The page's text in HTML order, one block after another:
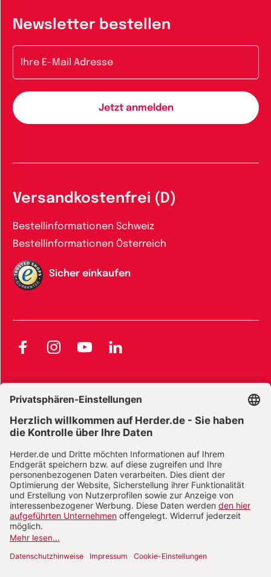
Newsletter bestellen
Versandkostenfrei (D)
Bestellinformationen Schweiz
Bestellinformationen Österreich
Sicher einkaufen
FacebookInstagramYouTubeLinkedIn
Widerrufsbelehrung E-Books
Widerrufsbelehrung Zeitschriften Datenschutz
Datenschutz Social Media Barrierefreiheit
Vertrag widerrufen